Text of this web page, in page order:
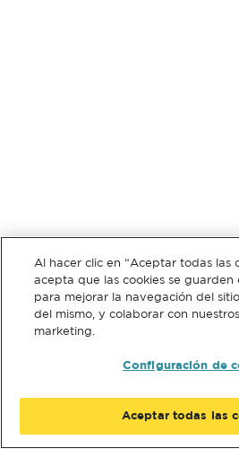
Al hacer clic en “Aceptar todas las
acepta que las cookies se guarden
para mejorar la navegación del
del mismo, y colaborar con
marketing.
Configuración de
Aceptar todas las